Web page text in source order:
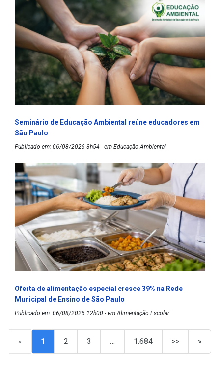
Seminário de Educação Ambiental reúne educadores em
São Paulo
Publicado em: 06/08/2026 3h54 - em Educação Ambiental
Oferta de alimentação especial cresce 39% na Rede
Municipal de Ensino de São Paulo
Publicado em: 06/08/2026 12h00 - em Alimentação Escolar
« 1 2 3 … 1.684 >> »